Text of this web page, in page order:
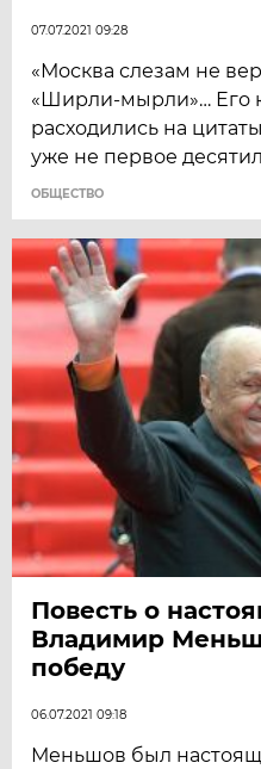
07.07.2021 09:28
«Москва слезам не
«Ширли-мырли»… Его
расходились на
уже не первое
ОБЩЕСТВО
Повесть о
Владимир
победу
06.07.2021 09:18
Меньшов был